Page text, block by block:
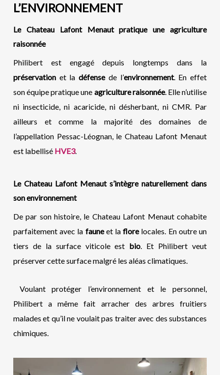
L’ENVIRONNEMENT
Le Chateau Lafont Menaut pratique une agriculture
raisonnée
Philibert est engagé depuis longtemps dans la
préservationet ladéfensede l’environnement. En effet
son équipe pratique une agriculture raisonnée. Elle n’utilise
ni insecticide, ni acaricide, ni désherbant, ni CMR. Par
ailleurs et comme la majorité des domaines de
l’appellation Pessac-Léognan, le Chateau Lafont Menaut
est labellisé HVE3.
Le Chateau Lafont Menaut s’intègre naturellement dans
son environnement
De par son histoire, le Chateau Lafont Menaut cohabite
parfaitement avec la fauneet laflorelocales. En outre un
tiers de la surface viticole est bio. Et Philibert veut
préserver cette surface malgré les aléas climatiques.
Voulant protéger l’environnement et le personnel,
Philibert a même fait arracher des arbres fruitiers
malades et qu’il ne voulait pas traiter avec des substances
chimiques.